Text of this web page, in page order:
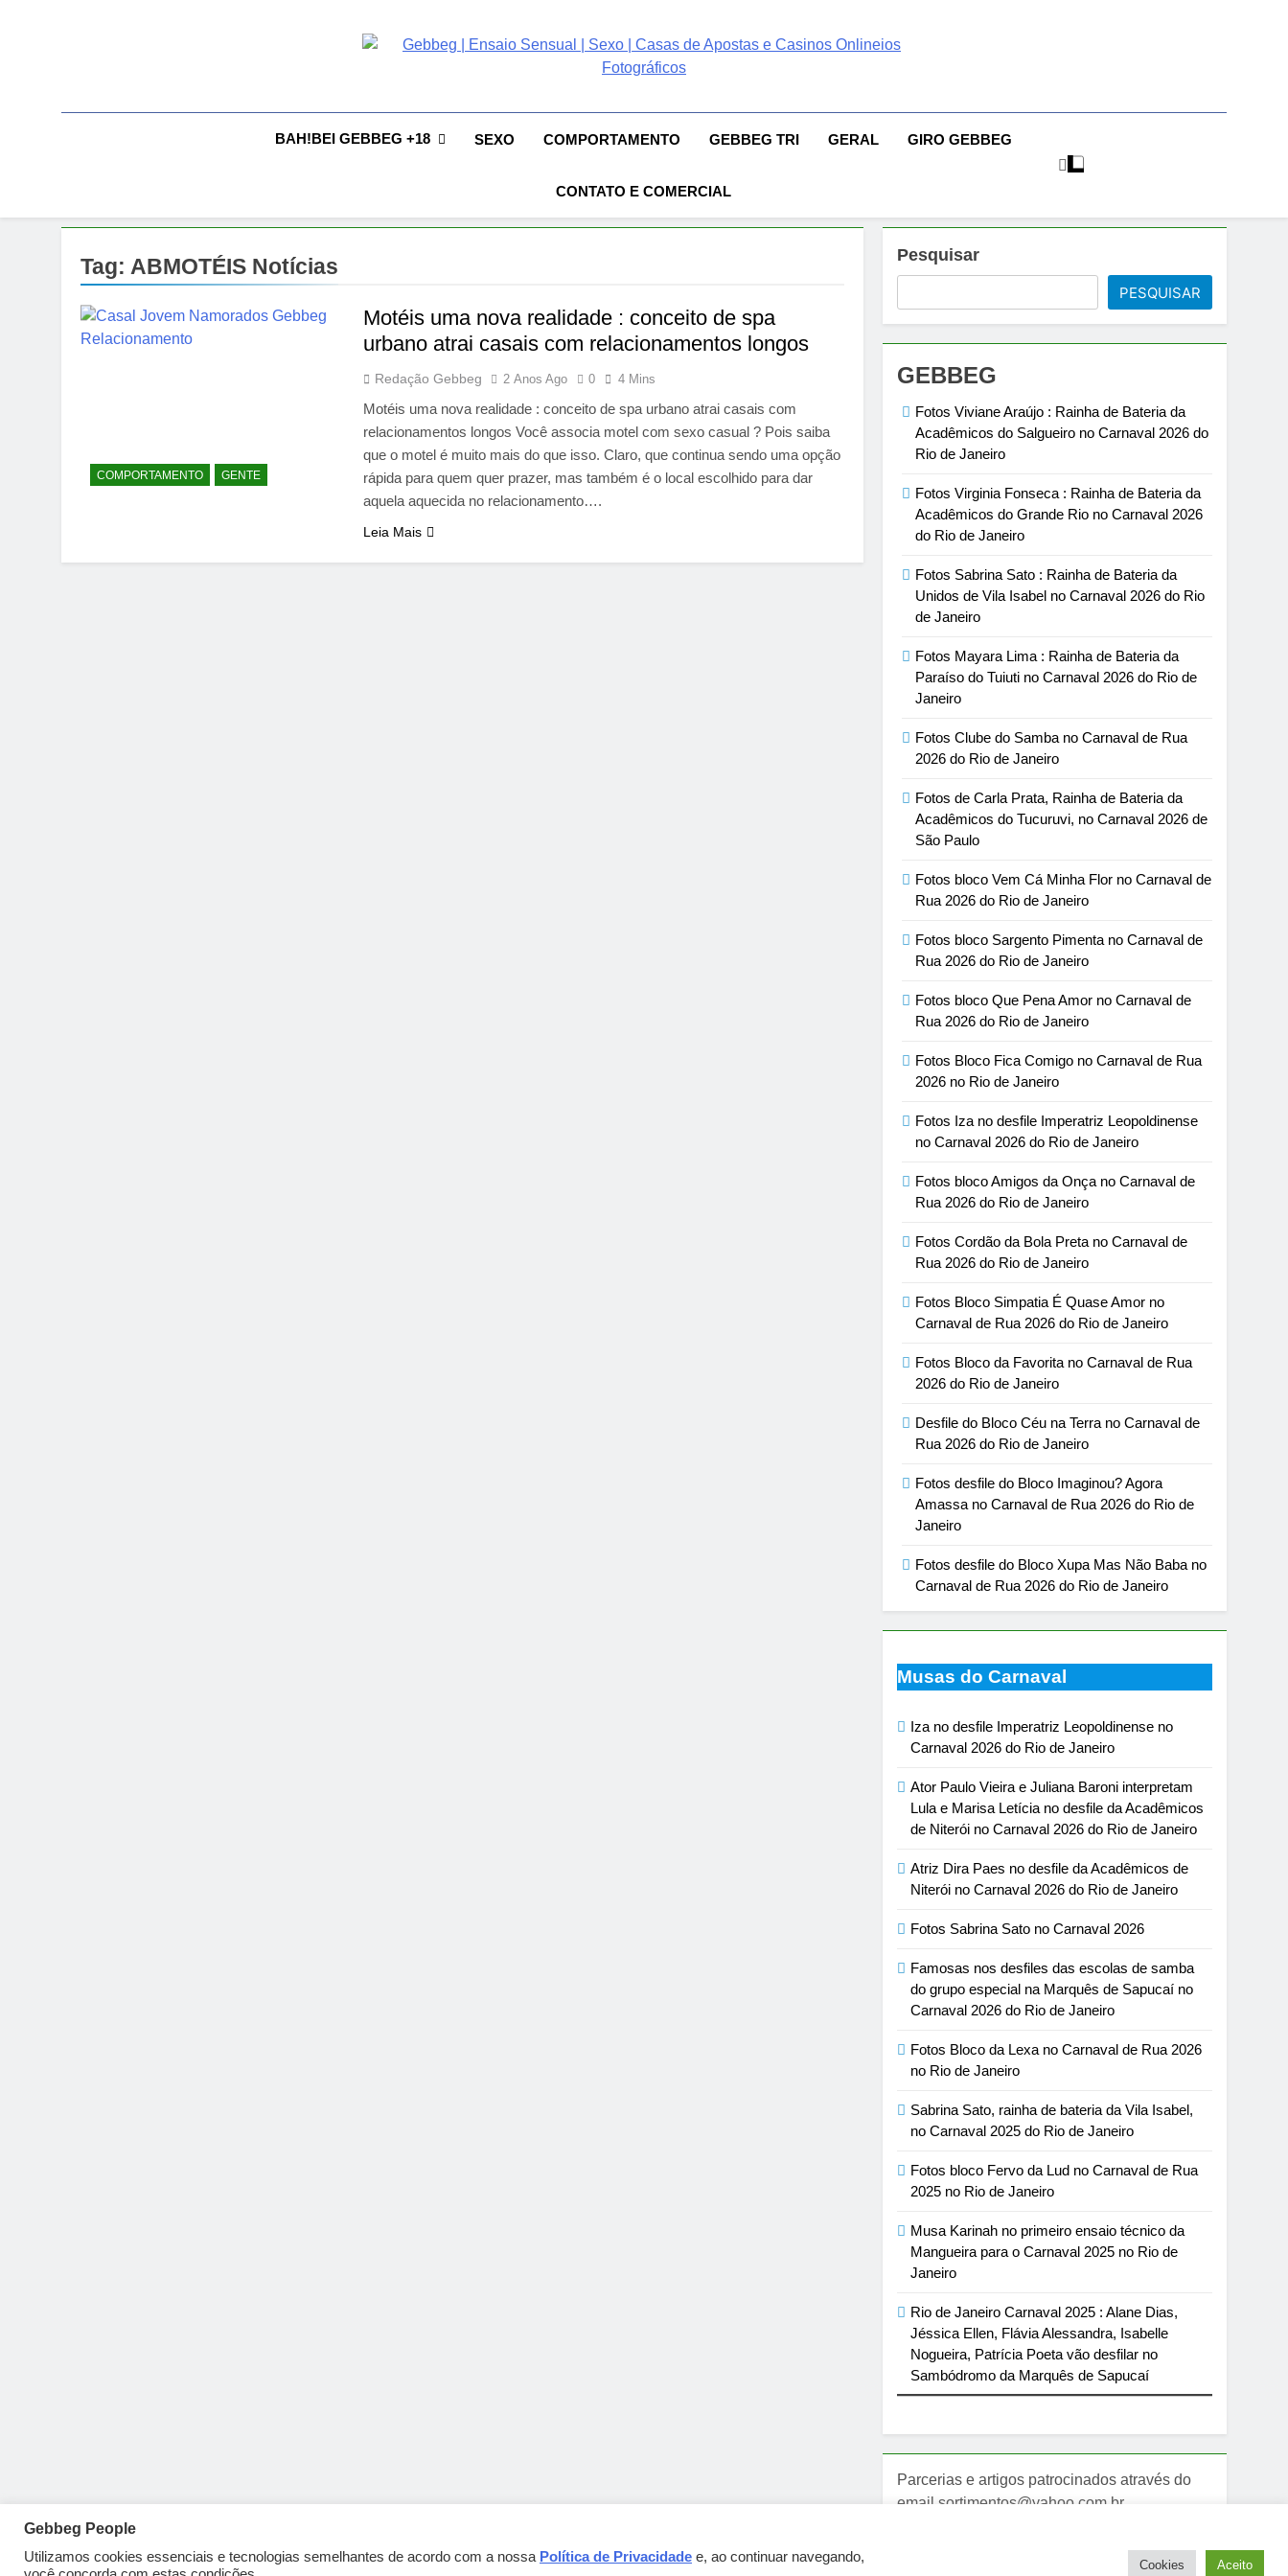
Gebbeg | Ensaio Sensual | Sexo | Casas De
Apostas E Casinos Onlineios Fotográficos
People! Musas Brasileiras Sexy Gebbeg People! Musas Brasileiras Sensual
BAH!BEI GEBBEG +18 SEXO COMPORTAMENTO GEBBEG TRI GERAL GIRO GEBBEG
CONTATO E COMERCIAL
Tag: ABMOTÉIS Notícias
COMPORTAMENTO GENTE
Motéis uma nova realidade : conceito de spa
urbano atrai casais com relacionamentos longos
Redação Gebbeg 2 Anos Ago 0 4 Mins
Motéis uma nova realidade : conceito de spa urbano atrai casais com
relacionamentos longos Você associa motel com sexo casual ? Pois saiba
que o motel é muito mais do que isso. Claro, que continua sendo uma opção
rápida para quem quer prazer, mas também é o local escolhido para dar
aquela aquecida no relacionamento….
Leia Mais
Pesquisar
PESQUISAR
GEBBEG
Fotos Viviane Araújo : Rainha de Bateria da
Acadêmicos do Salgueiro no Carnaval 2026 do
Rio de Janeiro
Fotos Virginia Fonseca : Rainha de Bateria da
Acadêmicos do Grande Rio no Carnaval 2026
do Rio de Janeiro
Fotos Sabrina Sato : Rainha de Bateria da
Unidos de Vila Isabel no Carnaval 2026 do Rio
de Janeiro
Fotos Mayara Lima : Rainha de Bateria da
Paraíso do Tuiuti no Carnaval 2026 do Rio de
Janeiro
Fotos Clube do Samba no Carnaval de Rua
2026 do Rio de Janeiro
Fotos de Carla Prata, Rainha de Bateria da
Acadêmicos do Tucuruvi, no Carnaval 2026 de
São Paulo
Fotos bloco Vem Cá Minha Flor no Carnaval de
Rua 2026 do Rio de Janeiro
Fotos bloco Sargento Pimenta no Carnaval de
Rua 2026 do Rio de Janeiro
Fotos bloco Que Pena Amor no Carnaval de
Rua 2026 do Rio de Janeiro
Fotos Bloco Fica Comigo no Carnaval de Rua
2026 no Rio de Janeiro
Fotos Iza no desfile Imperatriz Leopoldinense
no Carnaval 2026 do Rio de Janeiro
Fotos bloco Amigos da Onça no Carnaval de
Rua 2026 do Rio de Janeiro
Fotos Cordão da Bola Preta no Carnaval de
Rua 2026 do Rio de Janeiro
Fotos Bloco Simpatia É Quase Amor no
Carnaval de Rua 2026 do Rio de Janeiro
Fotos Bloco da Favorita no Carnaval de Rua
2026 do Rio de Janeiro
Desfile do Bloco Céu na Terra no Carnaval de
Rua 2026 do Rio de Janeiro
Fotos desfile do Bloco Imaginou? Agora
Amassa no Carnaval de Rua 2026 do Rio de
Janeiro
Fotos desfile do Bloco Xupa Mas Não Baba no
Carnaval de Rua 2026 do Rio de Janeiro
Musas do Carnaval
Iza no desfile Imperatriz Leopoldinense no
Carnaval 2026 do Rio de Janeiro
Ator Paulo Vieira e Juliana Baroni interpretam
Lula e Marisa Letícia no desfile da Acadêmicos
de Niterói no Carnaval 2026 do Rio de Janeiro
Atriz Dira Paes no desfile da Acadêmicos de
Niterói no Carnaval 2026 do Rio de Janeiro
Fotos Sabrina Sato no Carnaval 2026
Famosas nos desfiles das escolas de samba
do grupo especial na Marquês de Sapucaí no
Carnaval 2026 do Rio de Janeiro
Fotos Bloco da Lexa no Carnaval de Rua 2026
no Rio de Janeiro
Sabrina Sato, rainha de bateria da Vila Isabel,
no Carnaval 2025 do Rio de Janeiro
Fotos bloco Fervo da Lud no Carnaval de Rua
2025 no Rio de Janeiro
Musa Karinah no primeiro ensaio técnico da
Mangueira para o Carnaval 2025 no Rio de
Janeiro
Rio de Janeiro Carnaval 2025 : Alane Dias,
Jéssica Ellen, Flávia Alessandra, Isabelle
Nogueira, Patrícia Poeta vão desfilar no
Sambódromo da Marquês de Sapucaí
Parcerias e artigos patrocinados através do
email sortimentos@yahoo.com.br
Gebbeg Powered ByBlazeThemes
Gebbeg People
Utilizamos cookies essenciais e tecnologias semelhantes de acordo com a nossa Política de Privacidade e, ao continuar navegando,
Cookies Aceito